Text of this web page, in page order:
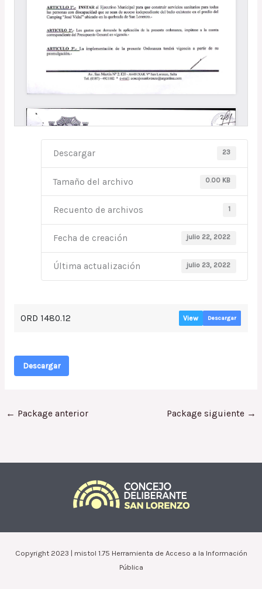
Descargar 23
Tamaño del archivo 0.00 KB
Recuento de archivos 1
Fecha de creación julio 22, 2022
Última actualización julio 23, 2022
ORD 1480.12 View Descargar
Descargar
← Package anterior Package siguiente →
Copyright 2023 | mistol 1.75 Herramienta de Acceso a la Información
Pública